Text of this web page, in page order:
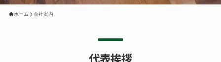
ホーム 会社案内
代表挨拶